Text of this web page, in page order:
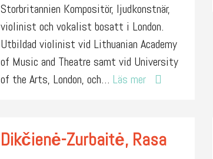
Storbritannien Kompositör, ljudkonstnär,
violinist och vokalist bosatt i London.
Utbildad violinist vid Lithuanian Academy
of Music and Theatre samt vid University
of the Arts, London, och… Läs mer
Dikčienė-Zurbaitė, Rasa